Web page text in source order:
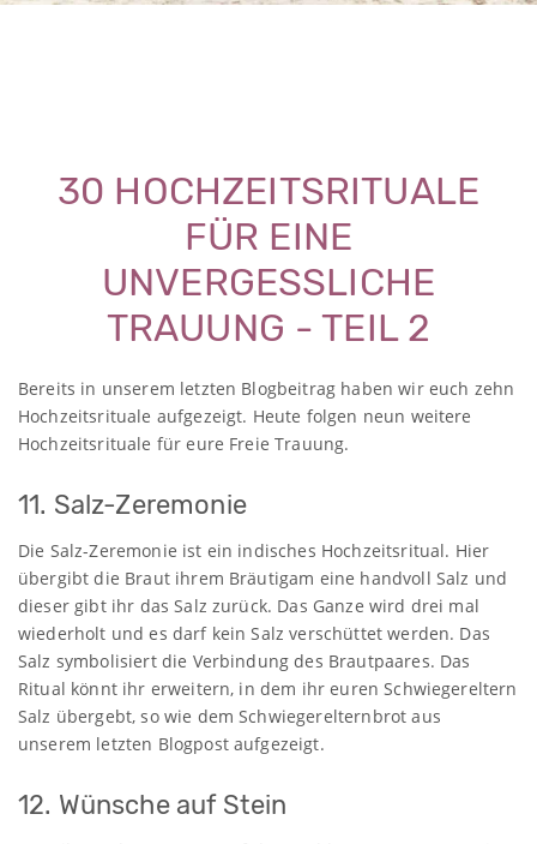
30 HOCHZEITSRITUALE
FÜR EINE
UNVERGESSLICHE
TRAUUNG - TEIL 2
Bereits in unserem letzten Blogbeitrag haben wir euch zehn
Hochzeitsrituale aufgezeigt. Heute folgen neun weitere
Hochzeitsrituale für eure Freie Trauung.
11. Salz-Zeremonie
Die Salz-Zeremonie ist ein indisches Hochzeitsritual. Hier
übergibt die Braut ihrem Bräutigam eine handvoll Salz und
dieser gibt ihr das Salz zurück. Das Ganze wird drei mal
wiederholt und es darf kein Salz verschüttet werden. Das
Salz symbolisiert die Verbindung des Brautpaares. Das
Ritual könnt ihr erweitern, in dem ihr euren Schwiegereltern
Salz übergebt, so wie dem Schwiegerelternbrot aus
unserem letzten Blogpost aufgezeigt.
12. Wünsche auf Stein